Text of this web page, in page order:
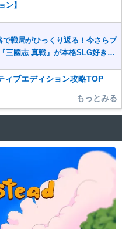
ン】
で戦局がひっくり返る！今さらプ
三國志 真戦』が本格SLG好きを
ィブエディション攻略TOP
もっとみる